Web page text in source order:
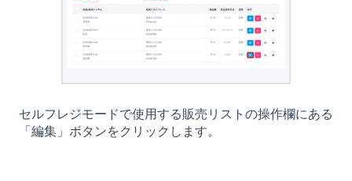
セルフレジモードで使用する販売リストの操作欄にある
「編集」ボタンをクリックします。